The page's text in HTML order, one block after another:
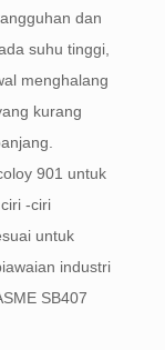
dan
suhu tinggi,
menghalang
kurang
901 untuk
-ciri
untuk
industri
SB407